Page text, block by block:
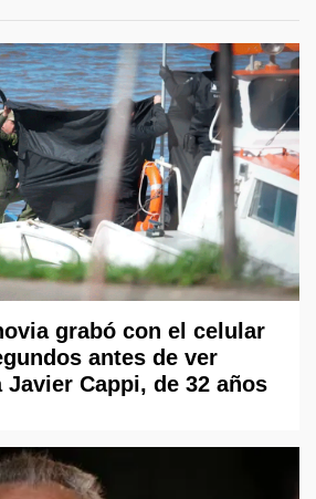
grabó con el celular
antes de ver
Javier Cappi, de 32 años